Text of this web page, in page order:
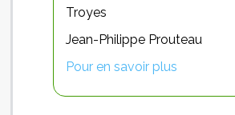
Troyes
Jean-Philippe Prouteau
Pour en savoir plus